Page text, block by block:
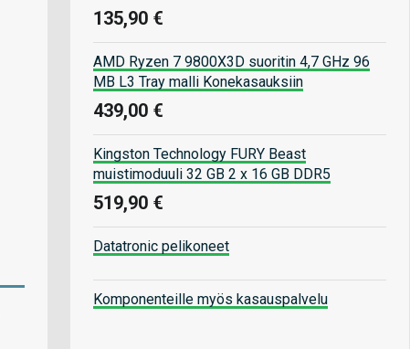
135,90 €
AMD Ryzen 7 9800X3D suoritin 4,7 GHz 96
MB L3 Tray malli Konekasauksiin
439,00 €
Kingston Technology FURY Beast
muistimoduuli 32 GB 2 x 16 GB DDR5
519,90 €
Datatronic pelikoneet
Komponenteille myös kasauspalvelu